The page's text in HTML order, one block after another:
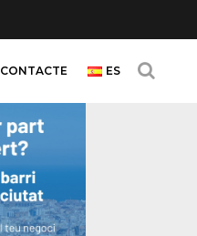
CONTACTE ES